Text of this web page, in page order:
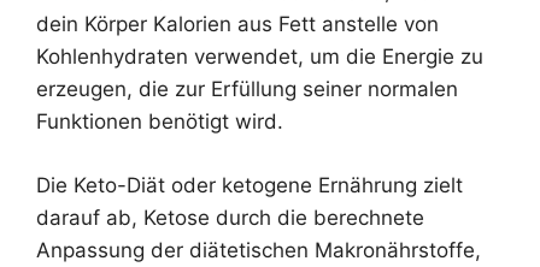
dein Körper Kalorien aus Fett anstelle von
Kohlenhydraten verwendet, um die Energie zu
erzeugen, die zur Erfüllung seiner normalen
Funktionen benötigt wird.
Die Keto-Diät oder ketogene Ernährung zielt
darauf ab, Ketose durch die berechnete
Anpassung der diätetischen Makronährstoffe,